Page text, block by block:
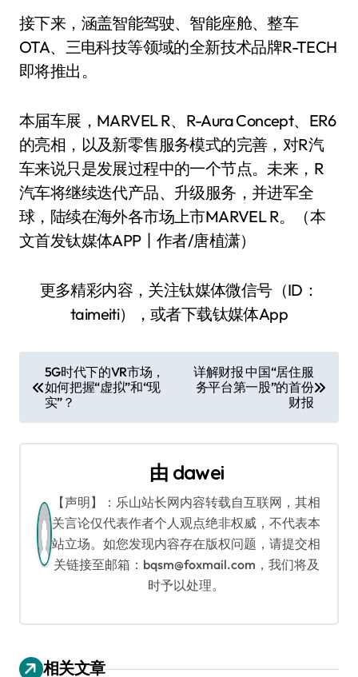
接下来，涵盖智能驾驶、智能座舱、整车
OTA、三电科技等领域的全新技术品牌R-TECH
即将推出。
本届车展，MARVEL R、R-Aura Concept、ER6
的亮相，以及新零售服务模式的完善，对R汽
车来说只是发展过程中的一个节点。未来，R
汽车将继续迭代产品、升级服务，并进军全
球，陆续在海外各市场上市MARVEL R。（本
文首发钛媒体APP丨作者/唐植潇）
更多精彩内容，关注钛媒体微信号（ID：
taimeiti），或者下载钛媒体App
章
导
5G时代下的VR市场，
如何把握“虚拟”和“现
实”？
详解财报 中国“居住服
务平台第一股”的首份
财报
由 dawei
【声明】：乐山站长网内容转载自互联网，其相
关言论仅代表作者个人观点绝非权威，不代表本
站立场。如您发现内容存在版权问题，请提交相
关链接至邮箱：bqsm@foxmail.com，我们将及
时予以处理。
相关文章